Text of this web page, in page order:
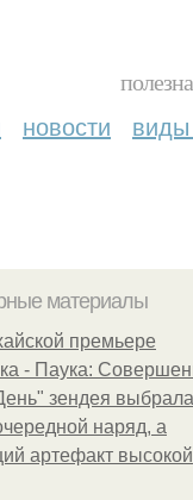
новости
материалы
премьере
- Паука:
зендея
наряд, а
артефакт высокой